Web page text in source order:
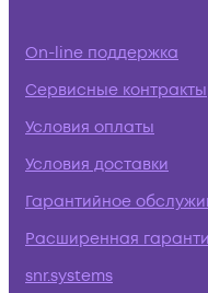
On-line поддержка
Сервисные контракты
Условия оплаты
Условия доставки
Гарантийное
Расширенная
snr.systems